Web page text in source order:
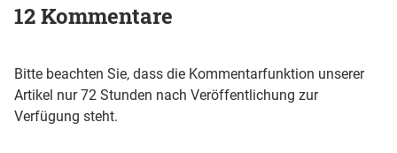
12 Kommentare
Bitte beachten Sie, dass die Kommentarfunktion unserer
Artikel nur 72 Stunden nach Veröffentlichung zur
Verfügung steht.